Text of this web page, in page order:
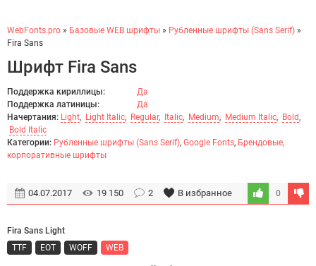
WebFonts.pro » Базовые WEB шрифты » Рубленные шрифты (Sans Serif) »
Fira Sans
Шрифт Fira Sans
Поддержка кириллицы:
Да
Поддержка латиницы:
Да
Начертания: Light, Light Italic, Regular, Italic, Medium, Medium Italic, Bold,
Bold Italic
Категории: Рубленные шрифты (Sans Serif), Google Fonts, Брендовые,
корпоративные шрифты
04.07.2017 19 150 2 В избранное 0
Fira Sans Light
TTF
EOT WOFF WEB